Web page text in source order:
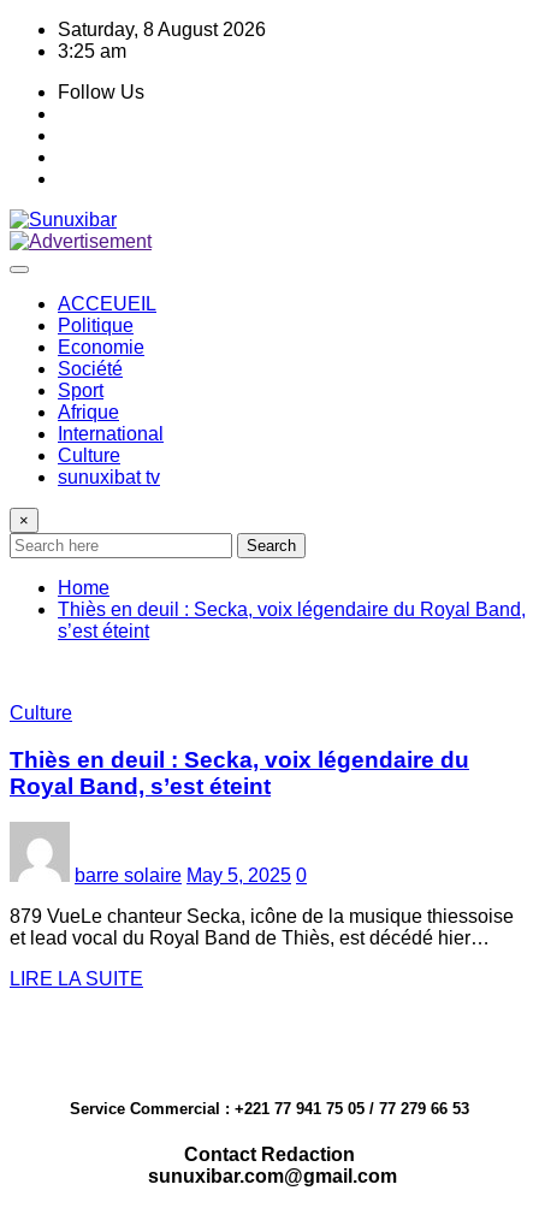
Skip
Saturday, 8 August 2026
3:25 am
Follow Us
ACCEUEIL
Politique
Economie
Société
Sport
Afrique
International
Culture
sunuxibat tv
×
Search
Home
Thiès en deuil : Secka, voix légendaire du Royal Band,
s’est éteint
Culture
Thiès en deuil : Secka, voix légendaire du
Royal Band, s’est éteint
barre solaire May 5, 2025 0
879 VueLe chanteur Secka, icône de la musique thiessoise
et lead vocal du Royal Band de Thiès, est décédé hier…
LIRE LA SUITE
Service Commercial : +221 77 941 75 05 / 77 279 66 53
Contact Redaction
sunuxibar.com@gmail.com